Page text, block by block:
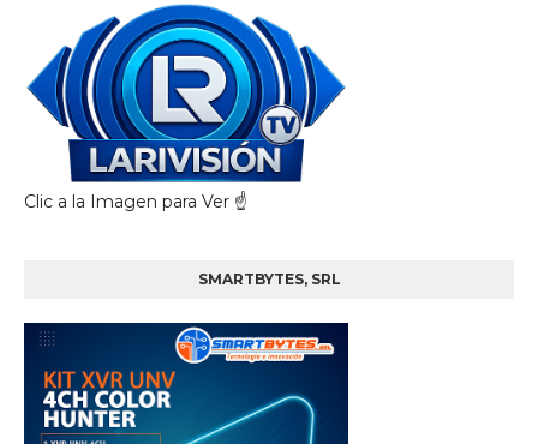
Clic a la Imagen para Ver ☝️
SMARTBYTES, SRL